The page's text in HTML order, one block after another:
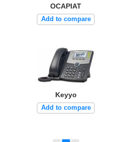
OCAPIAT
Add to compare
Keyyo
Add to compare